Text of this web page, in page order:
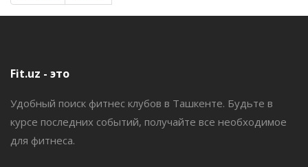
Fit.uz - это
Удобный поиск фитнес клубов в Ташкенте. Будьте в
курсе последних событий, получайте все необходимое
для фитнеса.